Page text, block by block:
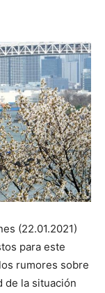
(22.01.2021)
para este
rumores sobre
de la situación